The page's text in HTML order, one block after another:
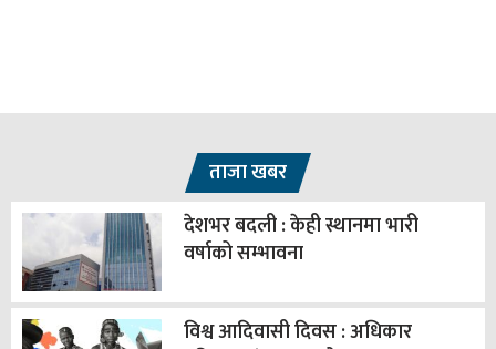
ताजा खबर
देशभर बदली : केही स्थानमा भारी
वर्षाको सम्भावना
विश्व आदिवासी दिवस : अधिकार